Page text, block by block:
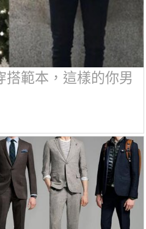
搭範本，這樣的你男